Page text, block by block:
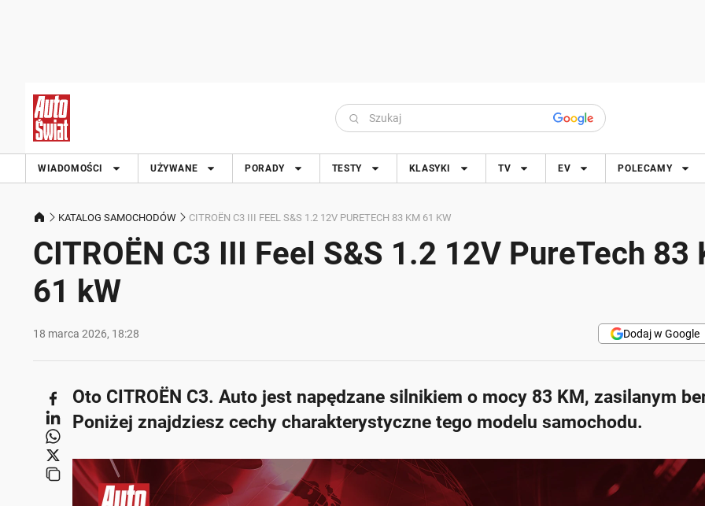
WIADOMOŚCI UŻYWANE PORADY TESTY KLASYKI TV EV POLECAMY
KATALOG SAMOCHODÓW CITROËN C3 III FEEL S&S 1.2 12V PURETECH 83 KM 61 KW
CITROËN C3 III Feel S&S 1.2 12V PureTech 83
61 kW
18 marca 2026, 18:28 Dodaj w Google
Oto CITROËN C3. Auto jest napędzane silnikiem o mocy 83 KM, zasilanym
Poniżej znajdziesz cechy charakterystyczne tego modelu samochodu.